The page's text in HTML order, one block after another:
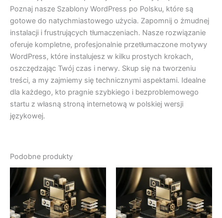
Poznaj nasze Szablony WordPress po Polsku, które są
gotowe do natychmiastowego użycia. Zapomnij o żmudnej
instalacji i frustrujących tłumaczeniach. Nasze rozwiązanie
oferuje kompletne, profesjonalnie przetłumaczone motywy
WordPress, które instalujesz w kilku prostych krokach,
oszczędzając Twój czas i nerwy. Skup się na tworzeniu
treści, a my zajmiemy się technicznymi aspektami. Idealne
dla każdego, kto pragnie szybkiego i bezproblemowego
startu z własną stroną internetową w polskiej wersji
językowej.
Podobne produkty